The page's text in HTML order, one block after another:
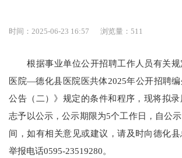
时间：2025-06-23 16:57 浏览量：511
根据事业单位公开招聘工作人员有关规
医院—德化县医院医共体2025年公开招聘
公告（二）》规定的条件和程序，现将拟
志予以公示，公示期限为5个工作日，自公
间，如有相关意见或建议，请及时向德化
举报电话0595-23519280。